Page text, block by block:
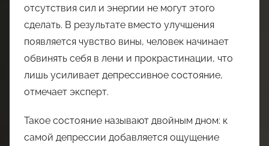
отсутствия сил и энергии не могут этого
сделать. В результате вместо улучшения
появляется чувство вины, человек начинает
обвинять себя в лени и прокрастинации, что
лишь усиливает депрессивное состояние,
отмечает эксперт.
Такое состояние называют двойным дном: к
самой депрессии добавляется ощущение